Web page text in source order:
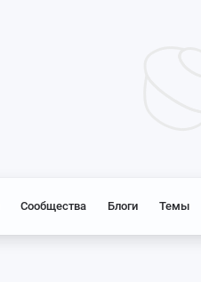
Сообщества Блоги Темы